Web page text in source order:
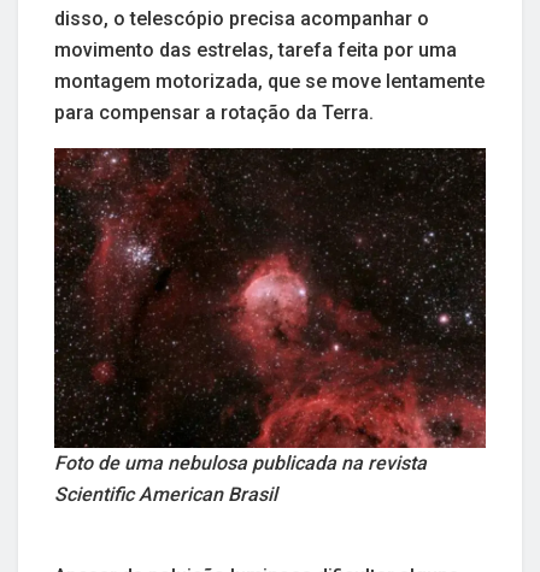
disso, o telescópio precisa acompanhar o
movimento das estrelas, tarefa feita por uma
montagem motorizada, que se move lentamente
para compensar a rotação da Terra.
Foto de uma nebulosa publicada na revista
Scientific American Brasil